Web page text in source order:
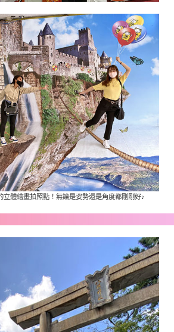
體繪畫拍照點！無論是姿勢還是角度都剛剛好♪